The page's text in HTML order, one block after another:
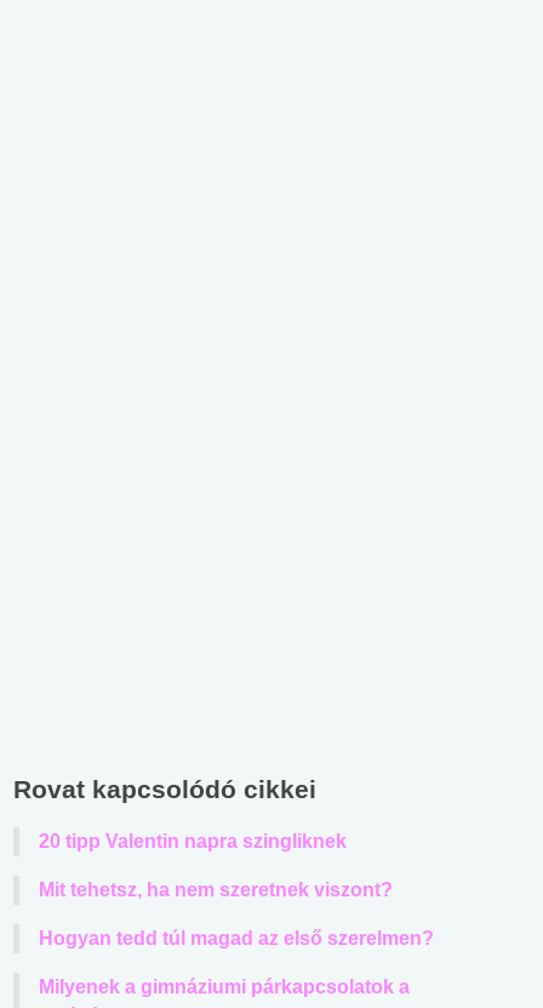
Rovat kapcsolódó cikkei
20 tipp Valentin napra szingliknek
Mit tehetsz, ha nem szeretnek viszont?
Hogyan tedd túl magad az első szerelmen?
Milyenek a gimnáziumi párkapcsolatok a